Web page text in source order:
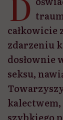
całkowicie
zdarzeniu
dosłownie
seksu,
kalectwem,